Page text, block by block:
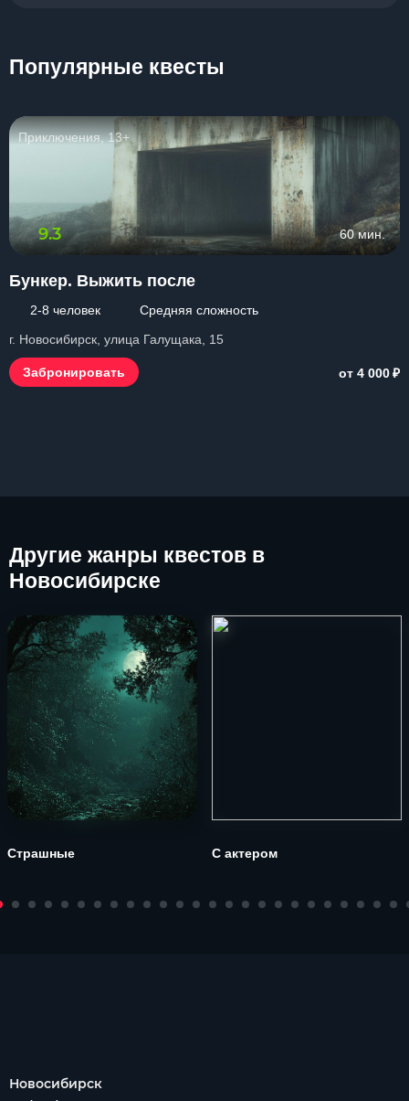
Популярные квесты
Приключения, 13+
9.3 60 мин.
Бункер. Выжить после
2-8 человек
Средняя сложность
г. Новосибирск, улица Галущака, 15
Забронировать от 4 000₽
Другие жанры квестов в
Новосибирске
Страшные С актером
Новосибирск